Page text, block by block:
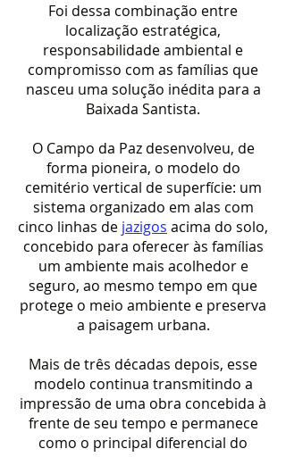
Foi dessa combinação entre
localização estratégica,
responsabilidade ambiental e
compromisso com as famílias que
nasceu uma solução inédita para a
Baixada Santista.
O Campo da Paz desenvolveu, de
forma pioneira, o modelo do
cemitério vertical de superfície: um
sistema organizado em alas com
cinco linhas de jazigos acima do solo,
concebido para oferecer às famílias
um ambiente mais acolhedor e
seguro, ao mesmo tempo em que
protege o meio ambiente e preserva
a paisagem urbana.
Mais de três décadas depois, esse
modelo continua transmitindo a
impressão de uma obra concebida à
frente de seu tempo e permanece
como o principal diferencial do